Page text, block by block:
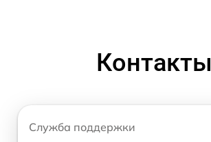
Контакты
Служба поддержки